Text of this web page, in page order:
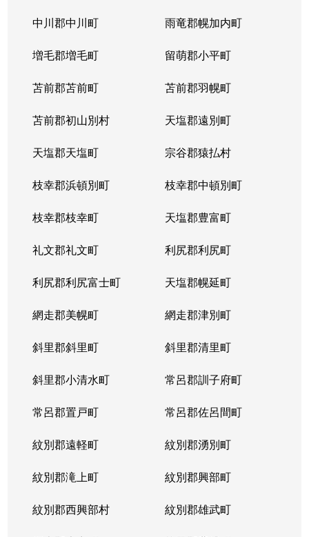
中川郡中川町 雨竜郡幌加内町
増毛郡増毛町 留萌郡小平町
苫前郡苫前町 苫前郡羽幌町
苫前郡初山別村 天塩郡遠別町
天塩郡天塩町 宗谷郡猿払村
枝幸郡浜頓別町 枝幸郡中頓別町
枝幸郡枝幸町 天塩郡豊富町
礼文郡礼文町 利尻郡利尻町
利尻郡利尻富士町 天塩郡幌延町
網走郡美幌町 網走郡津別町
斜里郡斜里町 斜里郡清里町
斜里郡小清水町 常呂郡訓子府町
常呂郡置戸町 常呂郡佐呂間町
紋別郡遠軽町 紋別郡湧別町
紋別郡滝上町 紋別郡興部町
紋別郡西興部村 紋別郡雄武町